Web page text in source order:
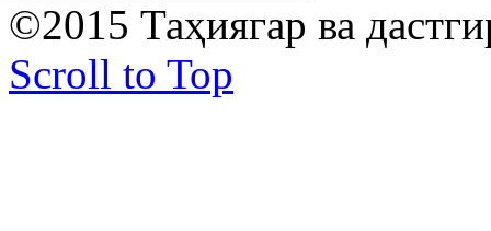
©2015 Таҳиягар ва
Scroll to Top